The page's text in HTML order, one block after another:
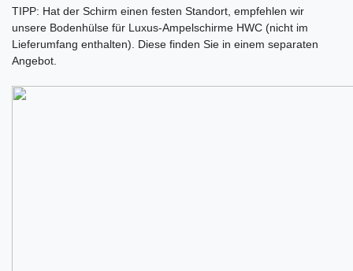
TIPP: Hat der Schirm einen festen Standort, empfehlen wir
unsere Bodenhülse für Luxus-Ampelschirme HWC (nicht im
Lieferumfang enthalten). Diese finden Sie in einem separaten
Angebot.